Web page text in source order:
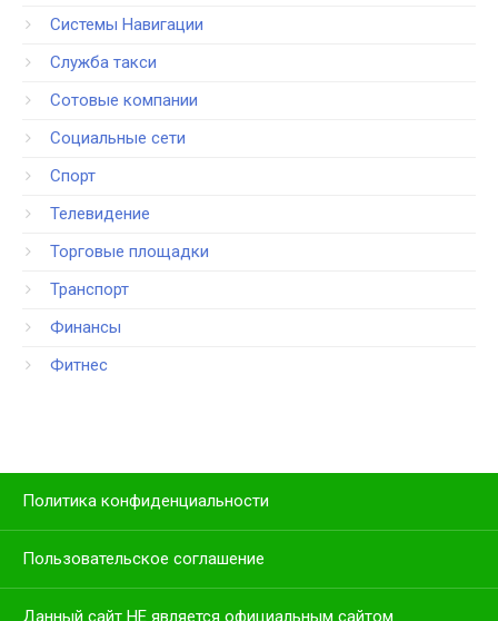
Системы Навигации
Служба такси
Сотовые компании
Социальные сети
Спорт
Телевидение
Торговые площадки
Транспорт
Финансы
Фитнес
Политика конфиденциальности
Пользовательское соглашение
Данный сайт НЕ является официальным сайтом